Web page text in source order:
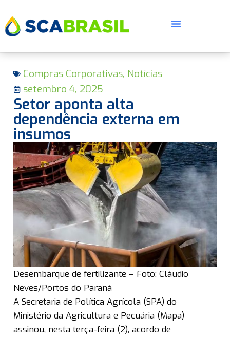
Compras Corporativas, Notícias
setembro 4, 2025
Setor aponta alta
dependência externa em
insumos
Desembarque de fertilizante – Foto: Cláudio
Neves/Portos do Paraná
A Secretaria de Política Agrícola (SPA) do
Ministério da Agricultura e Pecuária (Mapa)
assinou, nesta terça-feira (2), acordo de